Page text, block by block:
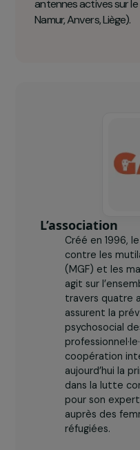
943
antennes actives
Namur, Anvers,
L’association
Créé en